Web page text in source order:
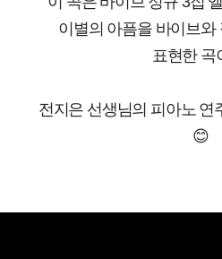
이별의 아픔을 바이브와
표현한 곡
전지은 선생님의 피아노 연
😊